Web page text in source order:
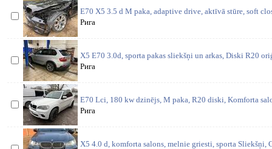
E70 X5 3.5 d M paka, adaptive drive, aktīvā stūre, soft
Рига
X5 E70 3.0d, sporta pakas sliekšņi un arkas, Diski R20
Рига
E70 Lci, 180 kw dzinējs, M paka, R20 diski, Komforta
Рига
X5 4.0 d, komforta salons, melnie griesti, sporta Sliekšņi,